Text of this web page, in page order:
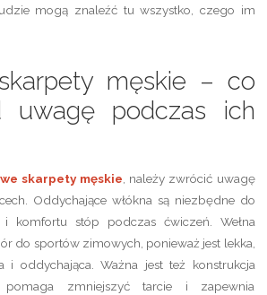
mogą znaleźć tu wszystko, czego im
męskie – co
uwagę podczas ich
skarpety męskie, należy zwrócić uwagę
Oddychające włókna są niezbędne do
i komfortu stóp podczas ćwiczeń. Wełna
do sportów zimowych, ponieważ jest lekka,
i oddychająca. Ważna jest też konstrukcja
pomaga zmniejszyć tarcie i zapewnia